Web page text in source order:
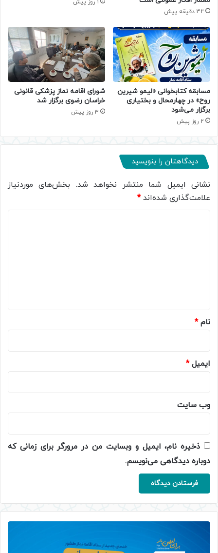
32 دقیقه پیش
1 روز پیش
مسابقه کتابخوانی «لیمو شیرین
روح» در چهارمحال و بختیاری
برگزار می‌شود
2 روز پیش
شورای اقامه نماز پزشکی قانونی
خراسان رضوی برگزار شد
3 روز پیش
دیدگاهتان را بنویسید
نشانی ایمیل شما منتشر نخواهد شد. بخش‌های موردنیاز
علامت‌گذاری شده‌اند*
نام*
ایمیل*
وب‌ سایت
ذخیره نام، ایمیل و وبسایت من در مرورگر برای زمانی که
دوباره دیدگاهی می‌نویسم.